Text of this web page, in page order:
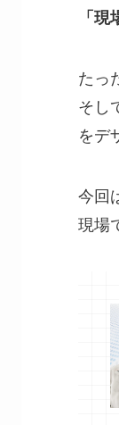
「
たっ
そし
をデ
今回
現場